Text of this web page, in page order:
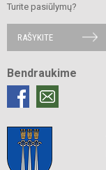
Turite pasiūlymų?
RAŠYKITE
Bendraukime